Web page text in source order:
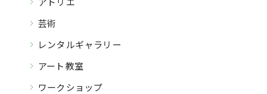
芸術
レンタルギャラリー
アート教室
ワークショップ